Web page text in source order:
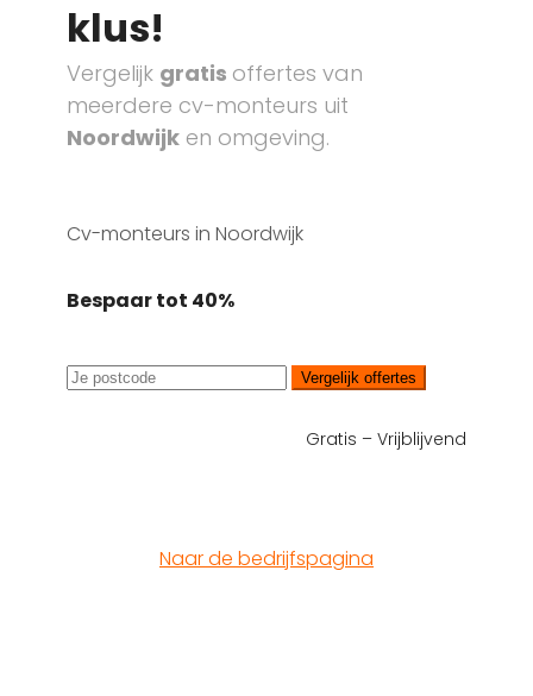
klus!
Vergelijk gratis offertes van
meerdere cv-monteurs uit
Noordwijk en omgeving.
Cv-monteurs in Noordwijk
Bespaar tot 40%
Vergelijk offertes
Gratis – Vrijblijvend
Naar de bedrijfspagina